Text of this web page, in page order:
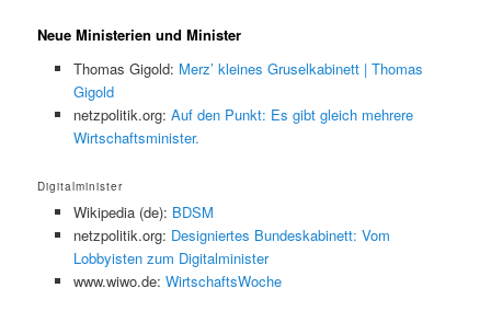
Neue Ministerien und Minister
Thomas Gigold: Merz’ kleines Gruselkabinett | Thomas
Gigold
netzpolitik.org: Auf den Punkt: Es gibt gleich mehrere
Wirtschaftsminister.
Digitalminister
Wikipedia (de): BDSM
netzpolitik.org: Designiertes Bundeskabinett: Vom
Lobbyisten zum Digitalminister
www.wiwo.de: WirtschaftsWoche